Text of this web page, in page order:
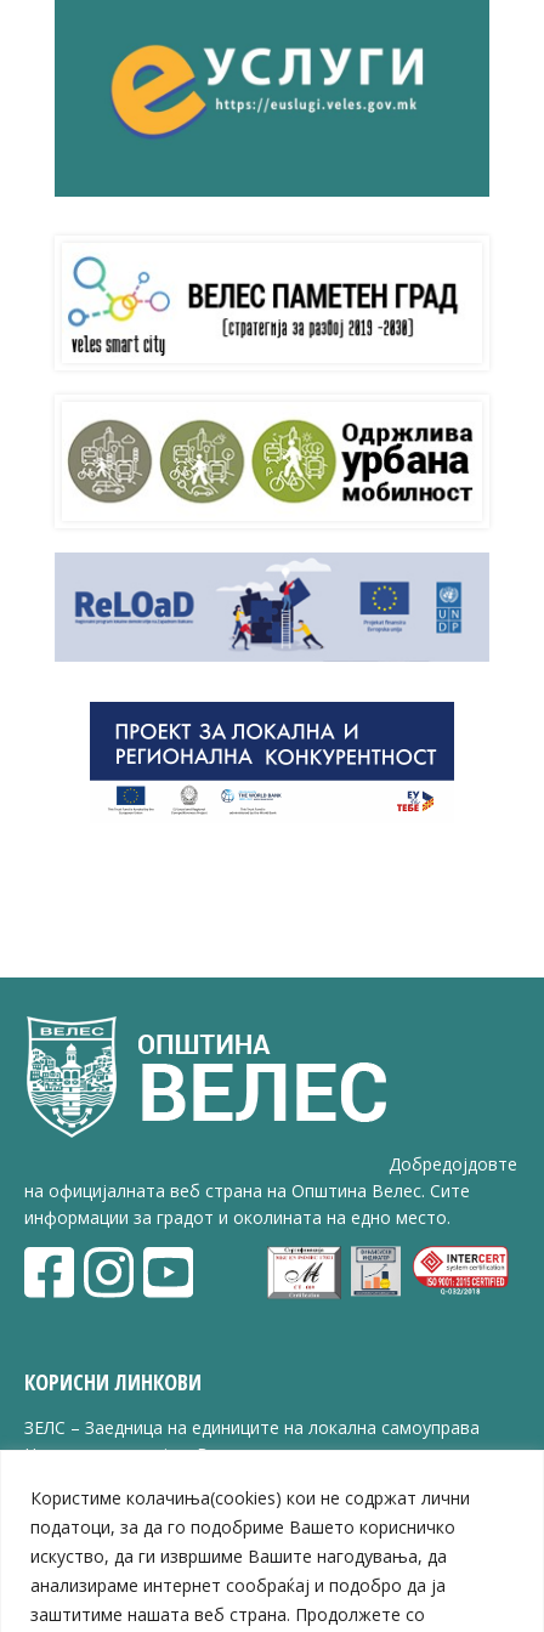
Користиме колачиња(cookies) кои не содржат лични
податоци, за да го подобриме Вашето корисничко
искуство, да ги извршиме Вашите нагодувања, да
анализираме интернет сообраќај и подобро да ја
заштитиме нашата веб страна. Продолжете со
Добредојдовте
на официјалната веб страна на Општина Велес. Сите
информации за градот и околината на едно место.
КОРИСНИ ЛИНКОВИ
ЗЕЛС – Заедница на единиците на локална самоуправа
Центар за развој на Вардарски плански регион
ЈПССО „Парк – спорт и паркинзи“
ЛБ „Гоце Делчев“
ЛУ „Народен Музеј“
Влада на Република Северна Македонија
Собрание на Република Северна Македонија